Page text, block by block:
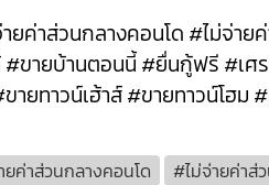
ยค่าส่วนกลางคอนโด #ไม่จ่
ขายบ้านตอนนี้ #ยื่นกู้ฟรี #เ
ยทาวน์เฮ้าส์ #ขายทาวน์โฮ
ยค่าส่วนกลางคอนโด #ไม่จ่ายค่าส่